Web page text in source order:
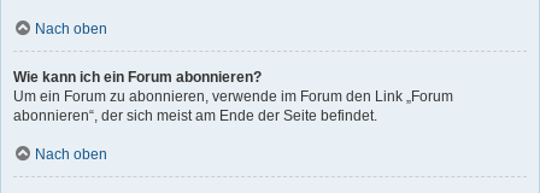
Nach oben
Wie kann ich ein Forum abonnieren?
Um ein Forum zu abonnieren, verwende im Forum den Link „Forum
abonnieren“, der sich meist am Ende der Seite befindet.
Nach oben